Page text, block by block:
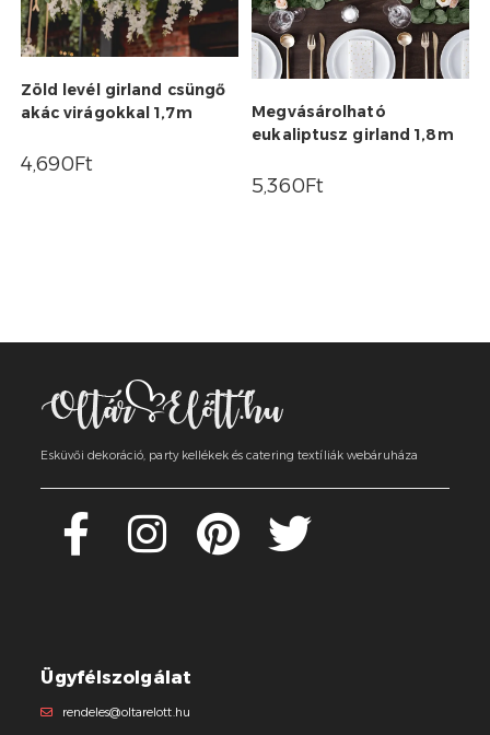
Zöld levél girland csüngő
akác virágokkal 1,7m
4,690Ft
Megvásárolható
eukaliptusz girland 1,8m
5,360Ft
Esküvői dekoráció, party kellékek és catering textíliák webáruháza
Ügyfélszolgálat
rendeles@oltarelott.hu